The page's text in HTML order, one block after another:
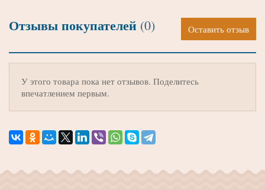
Отзывы покупателей (0) Оставить отзыв
У этого товара пока нет отзывов. Поделитесь
впечатлением первым.